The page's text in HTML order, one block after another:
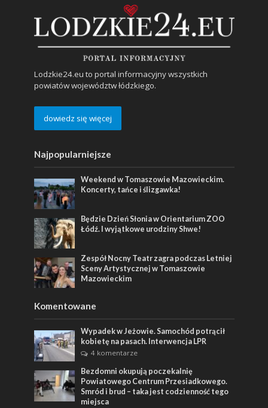
Lodzkie24.eu to portal informacyjny wszystkich
powiatów województw łódzkiego.
dowiedz się więcej
Najpopularniejsze
Weekend w Tomaszowie Mazowieckim.
Koncerty, tańce i ślizgawka!
Będzie Dzień Słonia w Orientarium ZOO
Łódź. I wyjątkowe urodziny Shwe!
Zespół Nocny Teatr zagra podczas Letniej
Sceny Artystycznej w Tomaszowie
Mazowieckim
Komentowane
Wypadek w Jeżowie. Samochód potrącił
kobietę na pasach. Interwencja LPR
4 komentarze
Bezdomni okupują poczekalnię
Powiatowego Centrum Przesiadkowego.
Smród i brud – taka jest codzienność tego
miejsca